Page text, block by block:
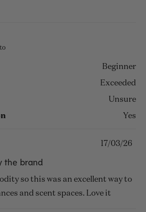
and bold. The scents are
Now I’ve got to get big bottles of
Beginner
Exceeded
Unsure
Yes
17/03/26
the brand
so this was an excellent way to
and scent spaces. Love it